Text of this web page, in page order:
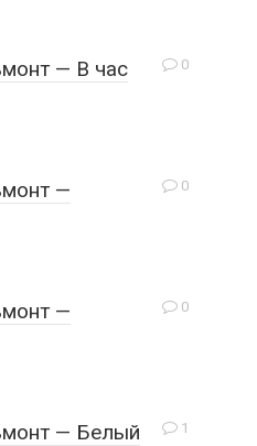
0
— В час
0
—
0
—
1
— Белый